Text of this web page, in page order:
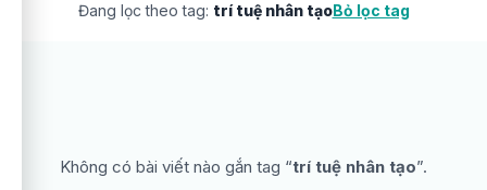
Đang lọc theo tag: trí tuệ nhân tạoBỏ lọc tag
Không có bài viết nào gắn tag “trí tuệ nhân tạo”.